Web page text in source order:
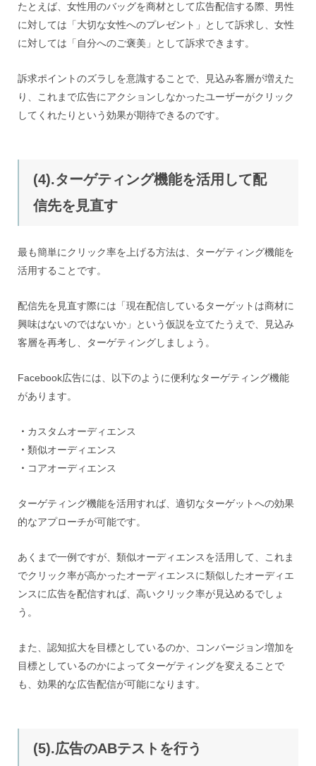
たとえば、女性用のバッグを商材として広告配信する際、男性
に対しては「大切な女性へのプレゼント」として訴求し、女性
に対しては「自分へのご褒美」として訴求できます。
訴求ポイントのズラしを意識することで、見込み客層が増えた
り、これまで広告にアクションしなかったユーザーがクリック
してくれたりという効果が期待できるのです。
(4).ターゲティング機能を活用して配
信先を見直す
最も簡単にクリック率を上げる方法は、ターゲティング機能を
活用することです。
配信先を見直す際には「現在配信しているターゲットは商材に
興味はないのではないか」という仮説を立てたうえで、見込み
客層を再考し、ターゲティングしましょう。
Facebook広告には、以下のように便利なターゲティング機能
があります。
・ カスタムオーディエンス
・ 類似オーディエンス
・ コアオーディエンス
ターゲティング機能を活用すれば、適切なターゲットへの効果
的なアプローチが可能です。
あくまで一例ですが、類似オーディエンスを活用して、これま
でクリック率が高かったオーディエンスに類似したオーディエ
ンスに広告を配信すれば、高いクリック率が見込めるでしょ
う。
また、認知拡大を目標としているのか、コンバージョン増加を
目標としているのかによってターゲティングを変えることで
も、効果的な広告配信が可能になります。
(5).広告のABテストを行う